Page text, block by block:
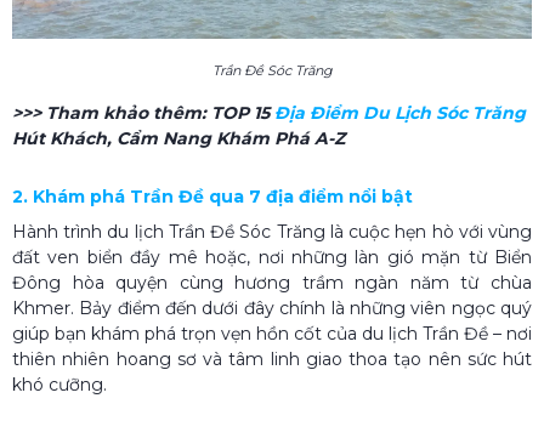
Trần Đề Sóc Trăng
>>> Tham khảo thêm: TOP 15Địa Điểm Du Lịch Sóc Trăng
Hút Khách, Cẩm Nang Khám Phá A-Z
2. Khám phá Trần Đề qua 7 địa điểm nổi bật
Hành trình du lịch Trần Đề Sóc Trăng là cuộc hẹn hò với vùng
đất ven biển đầy mê hoặc, nơi những làn gió mặn từ Biển
Đông hòa quyện cùng hương trầm ngàn năm từ chùa
Khmer. Bảy điểm đến dưới đây chính là những viên ngọc quý
giúp bạn khám phá trọn vẹn hồn cốt của du lịch Trần Đề – nơi
thiên nhiên hoang sơ và tâm linh giao thoa tạo nên sức hút
khó cưỡng.